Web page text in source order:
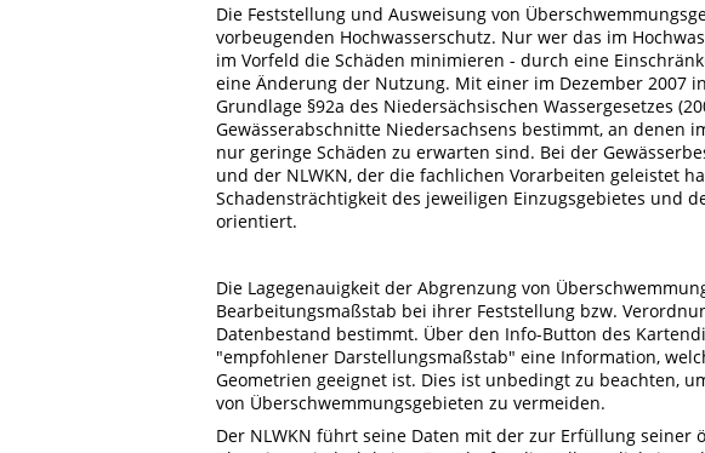
Die Feststellung und Ausweisung von
vorbeugenden Hochwasserschutz. Nur wer das im
im Vorfeld die Schäden minimieren - durch eine
eine Änderung der Nutzung. Mit einer im Dezember 2007
Grundlage §92a des Niedersächsischen Wassergesetzes
Gewässerabschnitte Niedersachsens bestimmt, an denen
nur geringe Schäden zu erwarten sind. Bei der
und der NLWKN, der die fachlichen Vorarbeiten geleistet
Schadensträchtigkeit des jeweiligen Einzugsgebietes und
orientiert.
Die Lagegenauigkeit der Abgrenzung von
Bearbeitungsmaßstab bei ihrer Feststellung bzw.
Datenbestand bestimmt. Über den Info-Button des
"empfohlener Darstellungsmaßstab" eine Information,
Geometrien geeignet ist. Dies ist unbedingt zu beachten,
von Überschwemmungsgebieten zu vermeiden.
Der NLWKN führt seine Daten mit der zur Erfüllung